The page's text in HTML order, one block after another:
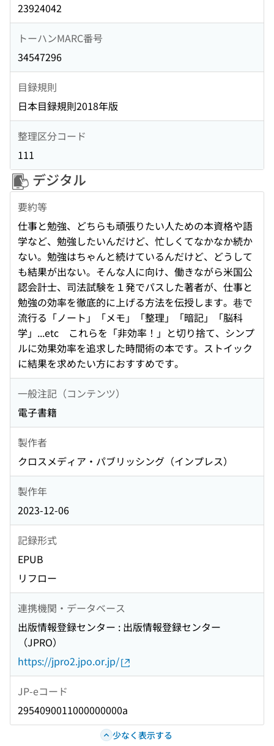
23924042
トーハンMARC番号
34547296
目録規則
日本目録規則2018年版
整理区分コード
111
デジタル
要約等
仕事と勉強、どちらも頑張りたい人ための本資格や語
学など、勉強したいんだけど、忙しくてなかなか続か
ない。勉強はちゃんと続けているんだけど、どうして
も結果が出ない。そんな人に向け、働きながら米国公
認会計士、司法試験を１発でパスした著者が、仕事と
勉強の効率を徹底的に上げる方法を伝授します。巷で
流行る「ノート」「メモ」「整理」「暗記」「脳科
学」...etc これらを「非効率！」と切り捨て、シンプ
ルに効果効率を追求した時間術の本です。ストイック
に結果を求めたい方におすすめです。
一般注記（コンテンツ）
電子書籍
製作者
クロスメディア・パブリッシング（インプレス）
製作年
2023-12-06
記録形式
EPUB
リフロー
連携機関・データベース
出版情報登録センター : 出版情報登録センター
（JPRO）
https://jpro2.jpo.or.jp/
JP-eコード
2954090011000000000a
少なく表示する